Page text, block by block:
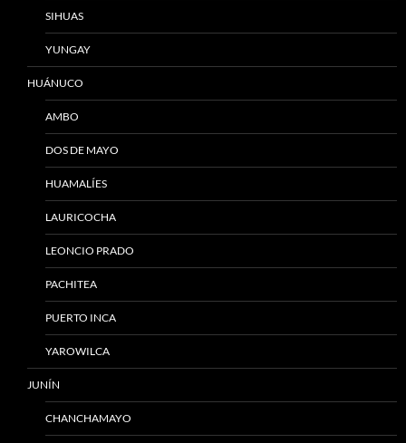
SIHUAS
YUNGAY
HUÁNUCO
AMBO
DOS DE MAYO
HUAMALÍES
LAURICOCHA
LEONCIO PRADO
PACHITEA
PUERTO INCA
YAROWILCA
JUNÍN
CHANCHAMAYO